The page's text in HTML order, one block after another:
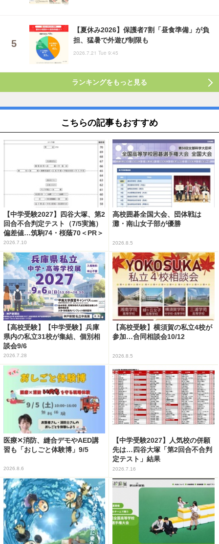
【夏休み2026】保護者7割「昼食準備」が負
担、猛暑で外遊び制限も
2026.7.21 Tue 9:45
ランキングをもっと見る
こちらの記事もおすすめ
【中学受験2027】四谷大塚、第2
回合不合判定テスト（7/5実施）
偏差値…筑駒74・桜蔭70＜PR＞
2026.7.10
高校囲碁全国大会、団体戦は
灘・南山女子部が優勝
2026.8.5
【高校受験】【中学受験】兵庫
県内の私立31校が集結、個別相
談会9/6
2026.7.28
【高校受験】横須賀の私立4校が
参加…合同相談会10/12
2026.8.5
医療✕消防、縫合デモやAED講
習も「おしごと体験博」9/5
2026.8.6
【中学受験2027】人気校の併願
先は…四谷大塚「第2回合不合判
定テスト」結果
2026.7.16